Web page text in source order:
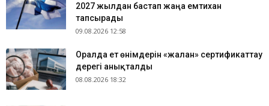
2027 жылдан бастап жаңа емтихан
тапсырады
09.08.2026 12:58
Оралда ет өнімдерін «жалған» сертификаттау
дерегі анықталды
08.08.2026 18:32